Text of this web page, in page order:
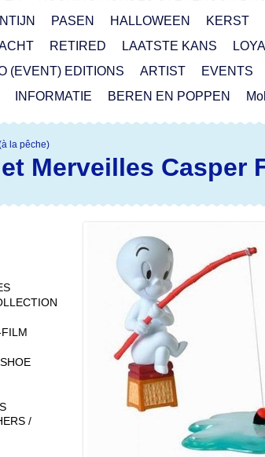
PASEN HALLOWEEN KERST
RETIRED LAATSTE KANS
(EVENT) EDITIONS ARTIST EVENTS
INFORMATIE BEREN EN POPPEN
la pêche)
Merveilles Casper
/